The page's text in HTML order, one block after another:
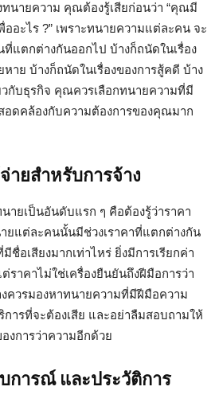
นายความ คุณต้องรู้เสียก่อนว่า “คุณมี
อะไร ?” เพราะทนายความแต่ละคน จะ
แตกต่างกันออกไป บ้างก็ถนัดในเรื่อง
หาย บ้างก็ถนัดในเรื่องของการสู้คดี บ้าง
กับธุรกิจ คุณควรเลือกทนายความที่มี
อดคล้องกับความต้องการของคุณมาก
ายสำหรับการจ้าง
ายเป็นอันดับแรก ๆ คือต้องรู้ว่าราคา
ายแต่ละคนนั้นมีช่วงเราคาที่แตกต่างกัน
ชื่อเสียงมากเท่าไหร่ ยิ่งมีการเรียกค่า
ราคาไม่ใช่เครื่องยืนยันถึงฝีมือการว่า
ควรมองหาทนายความที่มีฝีมือความ
ารที่จะต้องเสีย และอย่าลืมสอบถามให้
งการว่าความอีกด้วย
การณ์ และประวัติการ